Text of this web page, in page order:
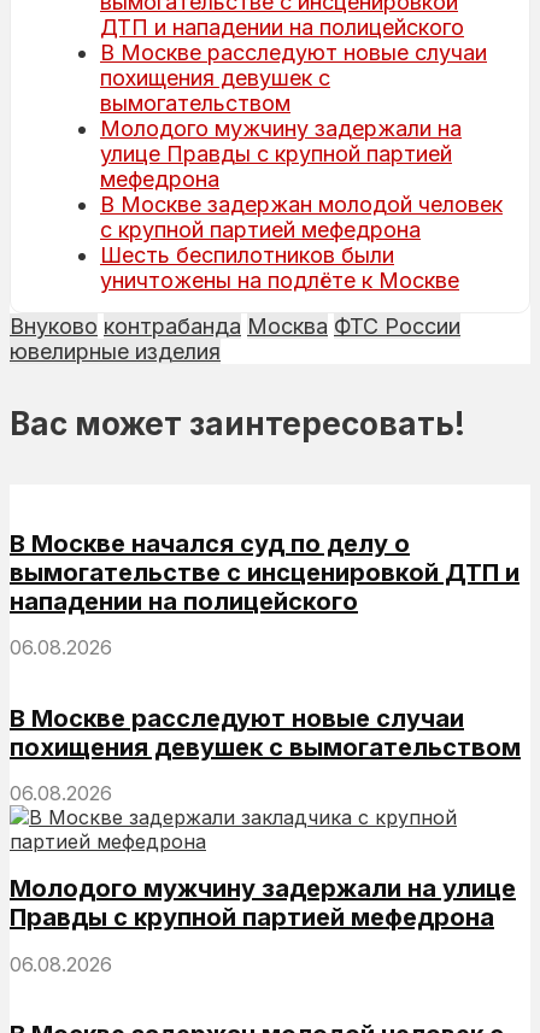
ДТП и нападении на полицейского
В Москве расследуют новые случаи
похищения девушек с
вымогательством
Молодого мужчину задержали на
улице Правды с крупной партией
мефедрона
В Москве задержан молодой человек
с крупной партией мефедрона
Шесть беспилотников были
уничтожены на подлёте к Москве
Внуково контрабанда Москва ФТС России
ювелирные изделия
Вас может заинтересовать!
В Москве начался суд по делу о
вымогательстве с инсценировкой ДТП и
нападении на полицейского
06.08.2026
В Москве расследуют новые случаи
похищения девушек с вымогательством
06.08.2026
Молодого мужчину задержали на улице
Правды с крупной партией мефедрона
06.08.2026